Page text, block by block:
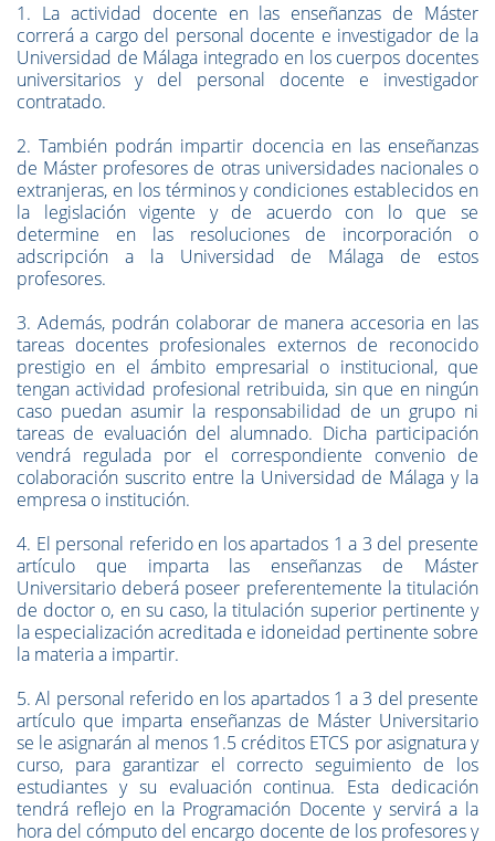
1. La actividad docente en las enseñanzas de Máster
correrá a cargo del personal docente e investigador de la
Universidad de Málaga integrado en los cuerpos docentes
universitarios y del personal docente e investigador
contratado.
2. También podrán impartir docencia en las enseñanzas
de Máster profesores de otras universidades nacionales o
extranjeras, en los términos y condiciones establecidos en
la legislación vigente y de acuerdo con lo que se
determine en las resoluciones de incorporación o
adscripción a la Universidad de Málaga de estos
profesores.
3. Además, podrán colaborar de manera accesoria en las
tareas docentes profesionales externos de reconocido
prestigio en el ámbito empresarial o institucional, que
tengan actividad profesional retribuida, sin que en ningún
caso puedan asumir la responsabilidad de un grupo ni
tareas de evaluación del alumnado. Dicha participación
vendrá regulada por el correspondiente convenio de
colaboración suscrito entre la Universidad de Málaga y la
empresa o institución.
4. El personal referido en los apartados 1 a 3 del presente
artículo que imparta las enseñanzas de Máster
Universitario deberá poseer preferentemente la titulación
de doctor o, en su caso, la titulación superior pertinente y
la especialización acreditada e idoneidad pertinente sobre
la materia a impartir.
5. Al personal referido en los apartados 1 a 3 del presente
artículo que imparta enseñanzas de Máster Universitario
se le asignarán al menos 1.5 créditos ETCS por asignatura y
curso, para garantizar el correcto seguimiento de los
estudiantes y su evaluación continua. Esta dedicación
tendrá reflejo en la Programación Docente y servirá a la
hora del cómputo del encargo docente de los profesores y